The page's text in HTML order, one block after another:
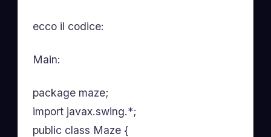
ecco il codice:
Main:
package maze;
import javax.swing.*;
public class Maze {